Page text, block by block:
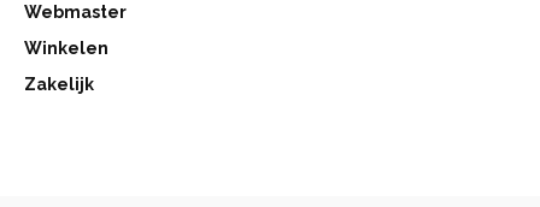
Webmaster
Winkelen
Zakelijk